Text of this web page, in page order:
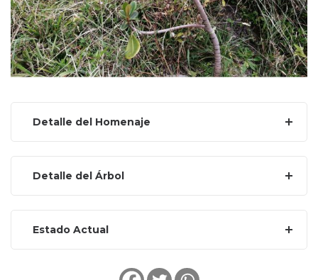
Detalle del Homenaje
Detalle del Árbol
Estado Actual